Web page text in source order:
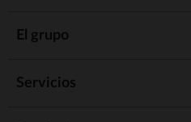
El grupo
Servicios